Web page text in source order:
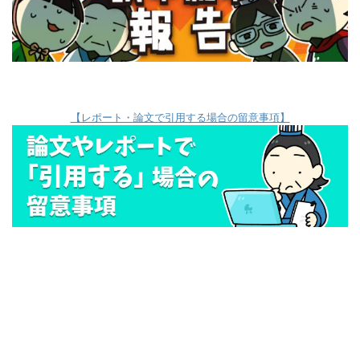
【レポート・論文で引用する場合の留意事項】